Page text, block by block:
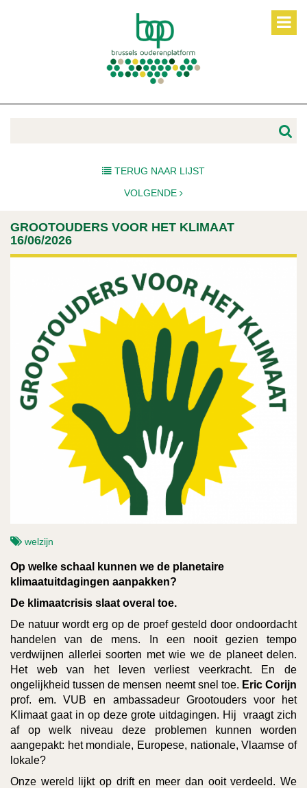
TERUG NAAR LIJST
VOLGENDE
GROOTOUDERS VOOR HET KLIMAAT
16/06/2026
welzijn
Op welke schaal kunnen we de planetaire
klimaatuitdagingen aanpakken?
De klimaatcrisis slaat overal toe.
De natuur wordt erg op de proef gesteld door ondoordacht
handelen van de mens. In een nooit gezien tempo
verdwijnen allerlei soorten met wie we de planeet delen.
Het web van het leven verliest veerkracht. En de
ongelijkheid tussen de mensen neemt snel toe. Eric Corijn
prof. em. VUB en ambassadeur Grootouders voor het
Klimaat gaat in op deze grote uitdagingen. Hij vraagt zich
af op welk niveau deze problemen kunnen worden
aangepakt: het mondiale, Europese, nationale, Vlaamse of
lokale?
Onze wereld lijkt op drift en meer dan ooit verdeeld. We